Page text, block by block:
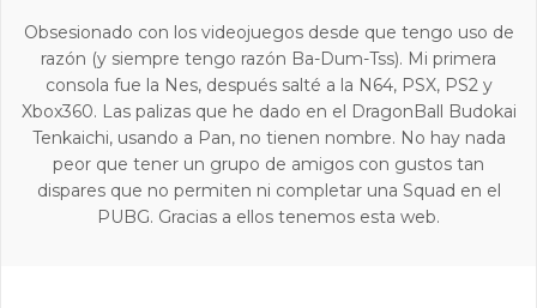
Obsesionado con los videojuegos desde que tengo uso de
razón (y siempre tengo razón Ba-Dum-Tss). Mi primera
consola fue la Nes, después salté a la N64, PSX, PS2 y
Xbox360. Las palizas que he dado en el DragonBall Budokai
Tenkaichi, usando a Pan, no tienen nombre. No hay nada
peor que tener un grupo de amigos con gustos tan
dispares que no permiten ni completar una Squad en el
PUBG. Gracias a ellos tenemos esta web.